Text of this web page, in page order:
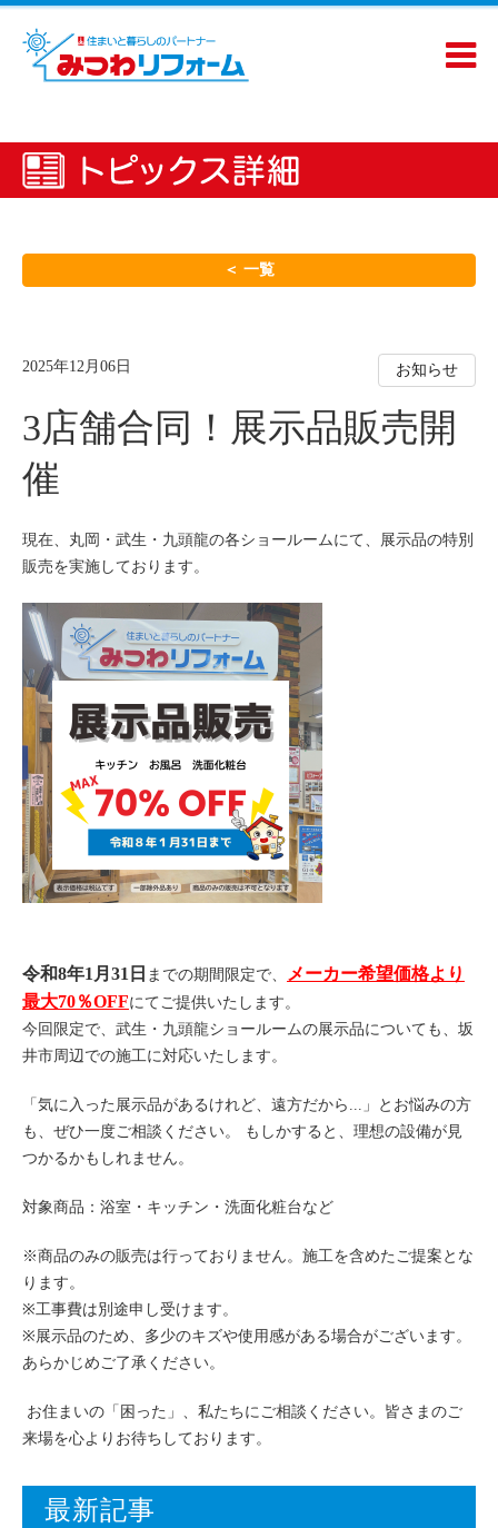
＜ 一覧
お知らせ
2025年12月06日
3店舗合同！展示品販売開
催
現在、丸岡・武生・九頭龍の各ショールームにて、展示品の特別
販売を実施しております。
令和8年1月31日 までの期間限定で、
メーカー希望価格より
最大70％OFFにてご提供いたします。
今回限定で、武生・九頭龍ショールームの展示品についても、坂
井市周辺での施工に対応いたします。
「気に入った展示品があるけれど、遠方だから...」とお悩みの方
も、ぜひ一度ご相談ください。 もしかすると、理想の設備が見
つかるかもしれません。
対象商品：浴室・キッチン・洗面化粧台など
※商品のみの販売は行っておりません。施工を含めたご提案とな
ります。
※工事費は別途申し受けます。
※展示品のため、多少のキズや使用感がある場合がございます。
あらかじめご了承ください。
お住まいの「困った」、私たちにご相談ください。皆さまのご
来場を心よりお待ちしております。
最新記事